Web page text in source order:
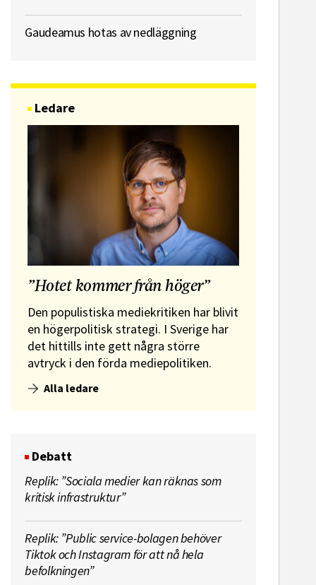
Gaudeamus hotas av nedläggning
Ledare
”Hotet kommer från höger”
Den populistiska mediekritiken har blivit
en högerpolitisk strategi. I Sverige har
det hittills inte gett några större
avtryck i den förda mediepolitiken.
Alla ledare
Debatt
Replik: ”Sociala medier kan räknas som
kritisk infrastruktur”
Replik: ”Public service-bolagen behöver
Tiktok och Instagram för att nå hela
befolkningen”